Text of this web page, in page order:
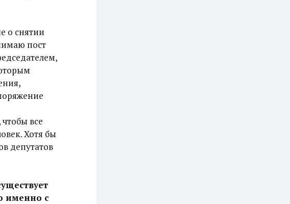
о снятии
пост
все
Хотя бы
депутатов
именно с